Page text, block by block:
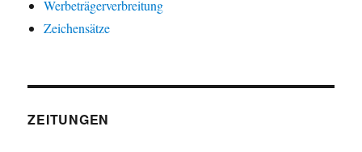
Werbeträgerverbreitung
Zeichensätze
ZEITUNGEN